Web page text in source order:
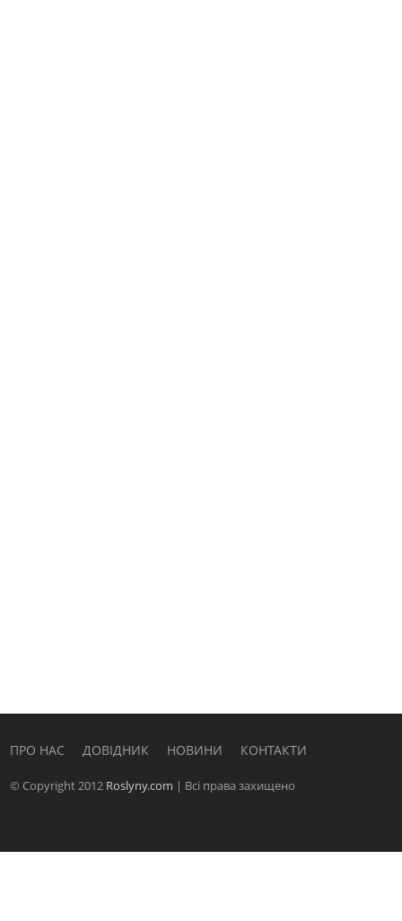
ПРО НАС ДОВІДНИК НОВИНИ КОНТАКТИ
© Copyright 2012 Roslyny.com | Всі права захищено